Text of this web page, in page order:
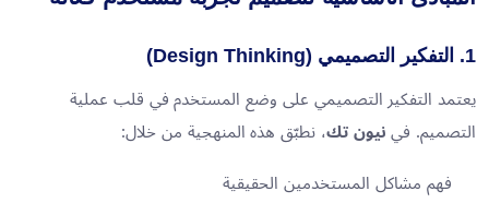
1. التفكير التصميمي (Design Thinking)
يعتمد التفكير التصميمي على وضع المستخدم في قلب عملية
التصميم. فينيون تك، نطبّق هذه المنهجية من خلال:
فهم مشاكل المستخدمين الحقيقية